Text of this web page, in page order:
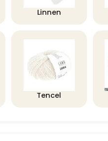
Linnen
Tencel